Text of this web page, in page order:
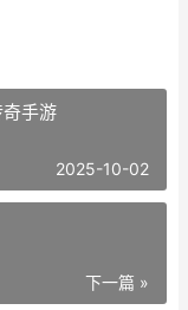
手游
2025-10-02
下一篇 »